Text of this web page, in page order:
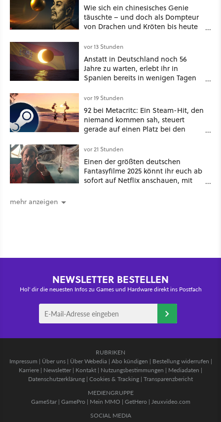
Wie sich ein chinesisches Genie
täuschte – und doch als Dompteur
von Drachen und Kröten bis heute
vor 13 Stunden
Anstatt in Deutschland noch 56
Jahre zu warten, erlebt ihr in
Spanien bereits in wenigen Tagen
vor 19 Stunden
92 bei Metacritc: Ein Steam-Hit, den
niemand kommen sah, steuert
gerade auf einen Platz bei den
vor 21 Stunden
Einen der größten deutschen
Fantasyfilme 2025 könnt ihr euch ab
sofort auf Netflix anschauen, mit
mehr anzeigen
NEWSLETTER BESTELLEN
Hol' dir die neuesten Infos zu Games und Hardware direkt ins Postfach
RUBRIKEN
Impressum | Über uns| Über Webedia | Abo kündigen | Bestellung widerrufen |
Karriere | Newsletter | Kontakt | Nutzungsbestimmungen | Mediadaten |
Datenschutzerklärung | Cookies & Tracking | Transparenzbericht
MEDIENGRUPPE
GameStar| GamePro | Mein MMO | GetHero | Jeuxvideo.com
SOCIAL MEDIA